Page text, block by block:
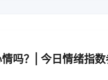
吗？| 今日情绪指